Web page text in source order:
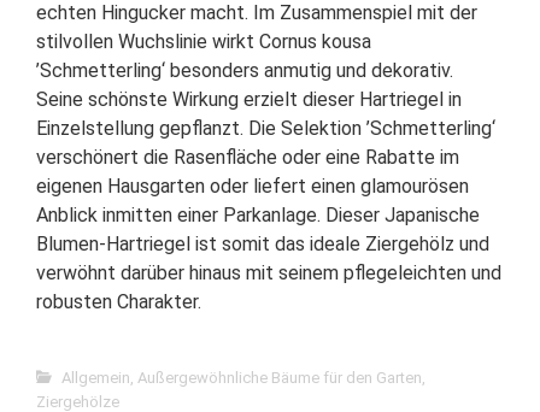
echten Hingucker macht. Im Zusammenspiel mit der
stilvollen Wuchslinie wirkt Cornus kousa
’Schmetterling‘ besonders anmutig und dekorativ.
Seine schönste Wirkung erzielt dieser Hartriegel in
Einzelstellung gepflanzt. Die Selektion ’Schmetterling‘
verschönert die Rasenfläche oder eine Rabatte im
eigenen Hausgarten oder liefert einen glamourösen
Anblick inmitten einer Parkanlage. Dieser Japanische
Blumen-Hartriegel ist somit das ideale Ziergehölz und
verwöhnt darüber hinaus mit seinem pflegeleichten und
robusten Charakter.
Allgemein, Außergewöhnliche Bäume für den Garten,
Ziergehölze